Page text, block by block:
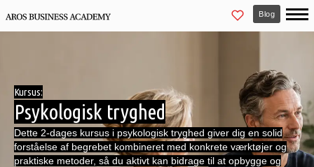
Blog
Kursus:
Psykologisk tryghed
Dette 2-dages kursus i psykologisk tryghed giver dig en solid
forståelse af begrebet kombineret med konkrete værktøjer og
praktiske metoder, så du aktivt kan bidrage til at opbygge og